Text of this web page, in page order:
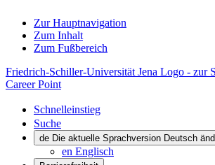
Zur Hauptnavigation
Zum Inhalt
Zum Fußbereich
Friedrich-Schiller-Universität Jena Logo - zur
Career Point
Schnelleinstieg
Suche
de Die aktuelle Sprachversion Deutsch
en Englisch